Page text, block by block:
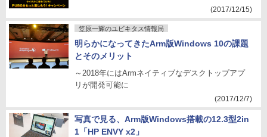
(2017/12/15)
笠原一輝のユビキタス情報局
明らかになってきたArm版Windows 10の課題
とそのメリット
～2018年にはArmネイティブなデスクトップアプ
リが開発可能に
(2017/12/7)
写真で見る、Arm版Windows搭載の12.3型2in
1「HP ENVY x2」